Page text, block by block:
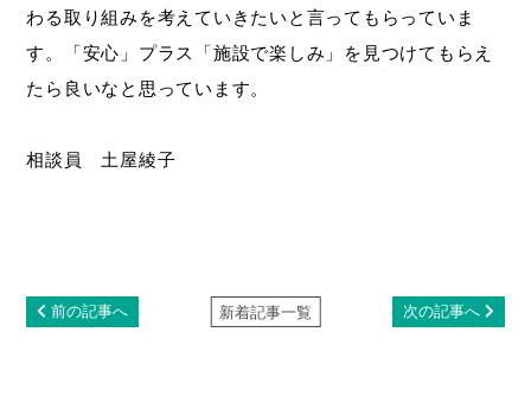
わる取り組みを考えていきたいと言ってもらっていま
す。「安心」プラス「施設で楽しみ」を見つけてもらえ
たら良いなと思っています。
相談員 土屋綾子
前の記事へ 次の記事へ
新着記事一覧